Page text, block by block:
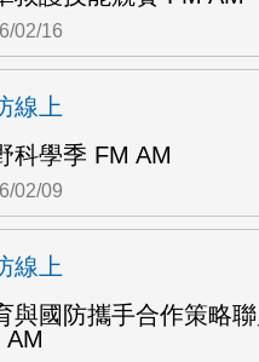
02/16
線上
科學季 FM AM
02/09
線上
與國防攜手合作策略
AM